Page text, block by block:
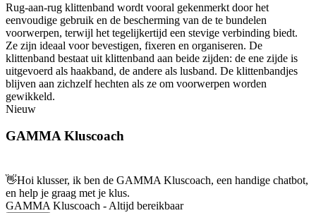
Rug-aan-rug klittenband wordt vooral gekenmerkt door het
eenvoudige gebruik en de bescherming van de te bundelen
voorwerpen, terwijl het tegelijkertijd een stevige verbinding biedt.
Ze zijn ideaal voor bevestigen, fixeren en organiseren. De
klittenband bestaat uit klittenband aan beide zijden: de ene zijde is
uitgevoerd als haakband, de andere als lusband. De klittenbandjes
blijven aan zichzelf hechten als ze om voorwerpen worden
gewikkeld.
Nieuw
GAMMA Kluscoach
👋Hoi klusser, ik ben de GAMMA Kluscoach, een handige chatbot,
en help je graag met je klus.
GAMMA Kluscoach - Altijd bereikbaar